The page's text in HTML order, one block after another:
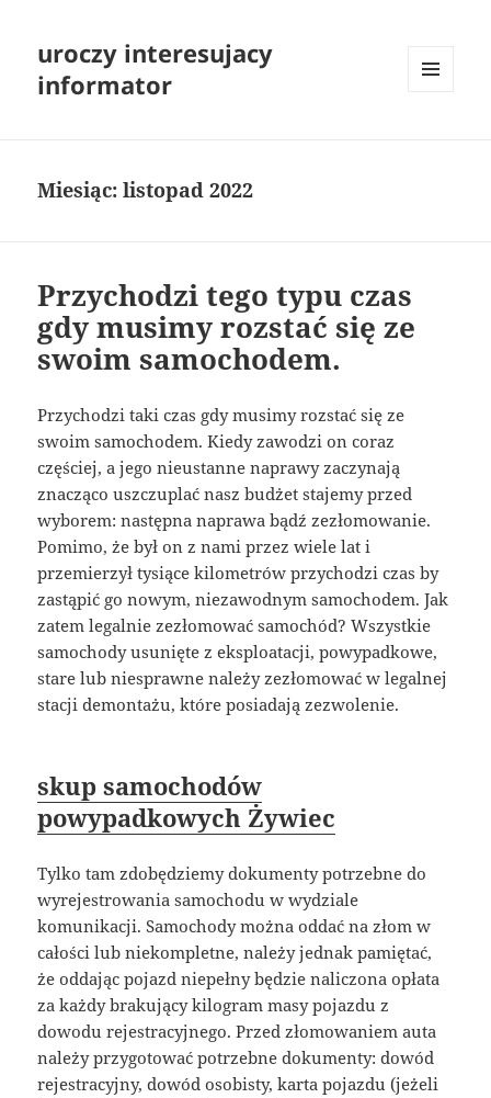
uroczy interesujacy
informator
Miesiąc:listopad 2022
Przychodzi tego typu czas
gdy musimy rozstać się ze
swoim samochodem.
Przychodzi taki czas gdy musimy rozstać się ze
swoim samochodem. Kiedy zawodzi on coraz
częściej, a jego nieustanne naprawy zaczynają
znacząco uszczuplać nasz budżet stajemy przed
wyborem: następna naprawa bądź zezłomowanie.
Pomimo, że był on z nami przez wiele lat i
przemierzył tysiące kilometrów przychodzi czas by
zastąpić go nowym, niezawodnym samochodem. Jak
zatem legalnie zezłomować samochód? Wszystkie
samochody usunięte z eksploatacji, powypadkowe,
stare lub niesprawne należy zezłomować w legalnej
stacji demontażu, które posiadają zezwolenie.
skup samochodów
powypadkowych Żywiec
Tylko tam zdobędziemy dokumenty potrzebne do
wyrejestrowania samochodu w wydziale
komunikacji. Samochody można oddać na złom w
całości lub niekompletne, należy jednak pamiętać,
że oddając pojazd niepełny będzie naliczona opłata
za każdy brakujący kilogram masy pojazdu z
dowodu rejestracyjnego. Przed złomowaniem auta
należy przygotować potrzebne dokumenty: dowód
rejestracyjny, dowód osobisty, karta pojazdu (jeżeli